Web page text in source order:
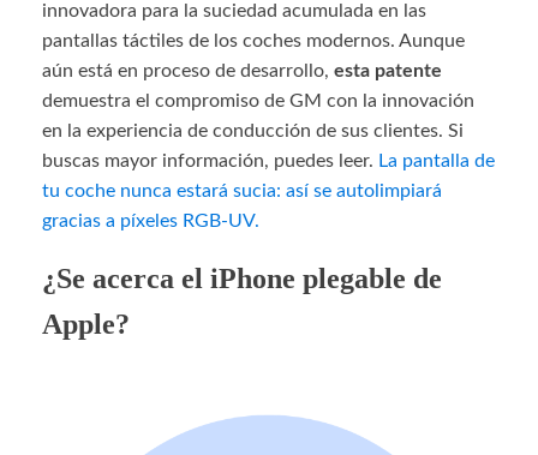
innovadora para la suciedad acumulada en las
pantallas táctiles de los coches modernos. Aunque
aún está en proceso de desarrollo, esta patente
demuestra el compromiso de GM con la innovación
en la experiencia de conducción de sus clientes. Si
buscas mayor información, puedes leer. La pantalla de
tu coche nunca estará sucia: así se autolimpiará
gracias a píxeles RGB-UV.
¿Se acerca el iPhone plegable de
Apple?